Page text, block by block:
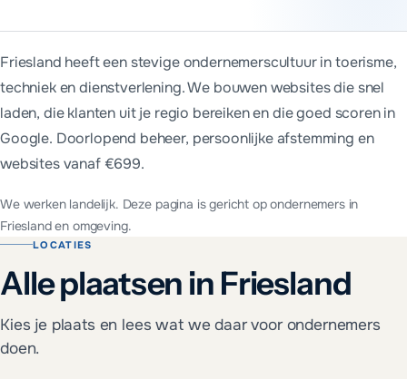
MADA Tech bouwt websites voor bedrijven en organisaties
Veel regelen we online of telefonisch. Voor een grondige
Friesland heeft een stevige ondernemerscultuur in toerisme,
techniek en dienstverlening. We bouwen websites die snel
laden, die klanten uit je regio bereiken en die goed scoren in
Google. Doorlopend beheer, persoonlijke afstemming en
websites vanaf €699.
We werken landelijk. Deze pagina is gericht op ondernemers in
Friesland en omgeving.
LOCATIES
Alle plaatsen in Friesland
Kies je plaats en lees wat we daar voor ondernemers
doen.